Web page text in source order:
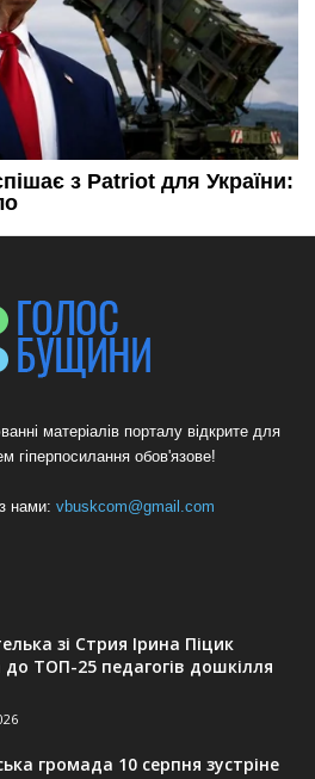
матеріалів порталу відкрите для
гіперпосилання обов'язове!
нами: vbuskcom@gmail.com
зі Стрия Ірина Піцик
ТОП-25 педагогів дошкілля
громада 10 серпня зустріне